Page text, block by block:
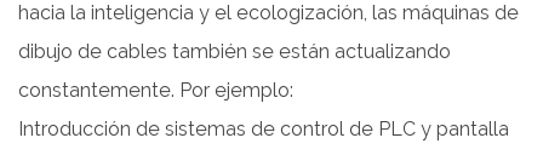
hacia la inteligencia y el ecologización, las máquinas de
dibujo de cables también se están actualizando
constantemente. Por ejemplo:
Introducción de sistemas de control de PLC y pantalla